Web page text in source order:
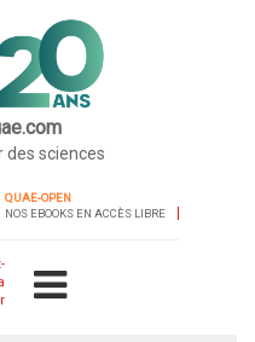
des sciences
QUAE-OPEN
NOS EBOOKS EN ACCÈS LIBRE